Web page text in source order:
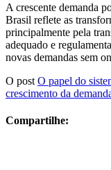
A crescente demanda
Brasil reflete as
principalmente pela
adequado e
novas demandas sem
O post O papel do
crescimento da
Compartilhe: